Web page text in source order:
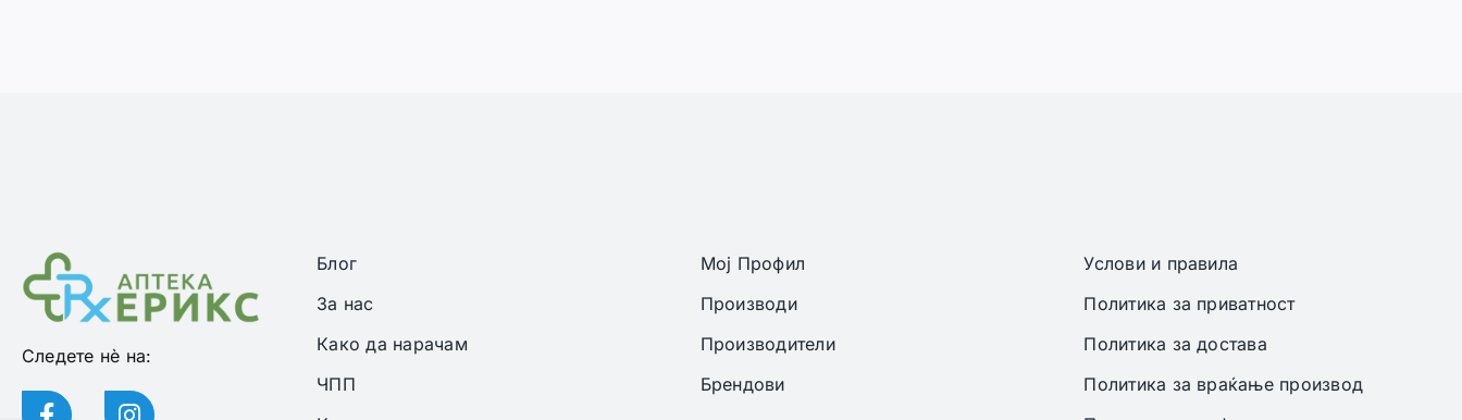
Следете нѐ на:
Блог
За нас
Како да нарачам
ЧПП
Мој Профил
Производи
Производители
Брендови
Услови и правила
Политика за приватност
Политика за достава
Политика за враќање производ